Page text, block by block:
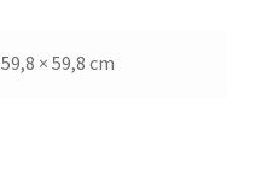
59,8 × 59,8 cm